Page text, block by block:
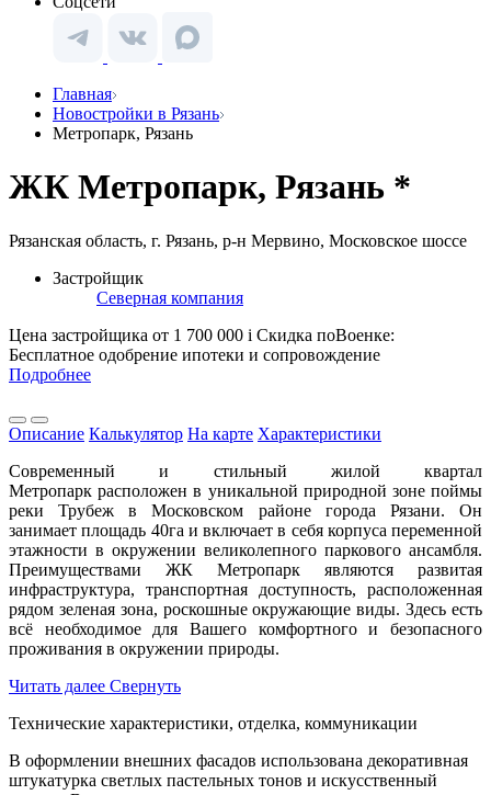
Главная
Новостройки в Рязань
Метропарк, Рязань
ЖК Метропарк, Рязань *
Рязанская область, г. Рязань, р-н Мервино, Московское шоссе
Застройщик
Северная компания
Цена застройщика от 1 700 000 i Скидка поВоенке:
Бесплатное одобрение ипотеки и сопровождение
Подробнее
Описание Калькулятор На карте Характеристики
Современный и стильный жилой квартал
Метропарк расположен в уникальной природной зоне поймы
реки Трубеж в Московском районе города Рязани. Он
занимает площадь 40га и включает в себя корпуса переменной
этажности в окружении великолепного паркового ансамбля.
Преимуществами ЖК Метропарк являются развитая
инфраструктура, транспортная доступность, расположенная
рядом зеленая зона, роскошные окружающие виды. Здесь есть
всё необходимое для Вашего комфортного и безопасного
проживания в окружении природы.
Читать далее Свернуть
Технические характеристики, отделка, коммуникации
В оформлении внешних фасадов использована декоративная
штукатурка светлых пастельных тонов и искусственный